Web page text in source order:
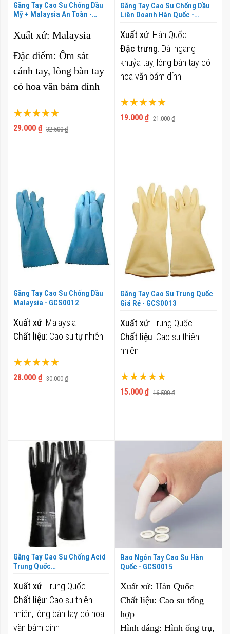
Găng Tay Cao Su Chống Dầu
Mỹ + Malaysia An Toàn -
Xếp hạng:
100%
29.000 ₫ 32.500 ₫
Xuất xứ: Malaysia
Đặc điểm: Ôm sát
cánh tay, lòng bàn tay
có hoa văn bám dính
Găng Tay Cao Su Chống Dầu
Liên Doanh Hàn Quốc -
Xếp hạng:
100%
19.000 ₫ 21.000 ₫
Xuất xứ: Hàn Quốc
Đặc trưng: Dài ngang
khuỷa tay, lòng bàn tay có
hoa văn bám dính
Găng Tay Cao Su Chống Dầu
Malaysia - GCS0012
Xếp hạng:
100%
28.000 ₫ 30.000 ₫
Xuất xứ: Malaysia
Chất liệu: Cao su tự nhiên
Găng Tay Cao Su Trung Quốc
Giá Rẻ - GCS0013
Xếp hạng:
100%
15.000 ₫ 16.500 ₫
Xuất xứ: Trung Quốc
Chất liệu: Cao su thiên
nhiên
Găng Tay Cao Su Chống Acid
Trung Quốc
GCS0014
Xuất xứ: Trung Quốc
Chất liệu: Cao su thiên
nhiên, lòng bàn tay có hoa
văn bám dính
Bao Ngón Tay Cao Su Hàn
Quốc - GCS0015
Xuất xứ: Hàn Quốc
Chất liệu: Cao su tổng
hợp
Hình dáng: Hình ống trụ,